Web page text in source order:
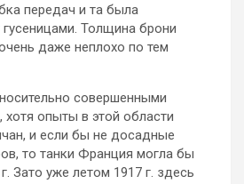
передач и та была
Толщина брони
даже неплохо по тем
совершенными
опыты в этой области
и если бы не досадные
то танки Франция могла бы
Зато уже летом 1917 г. здесь